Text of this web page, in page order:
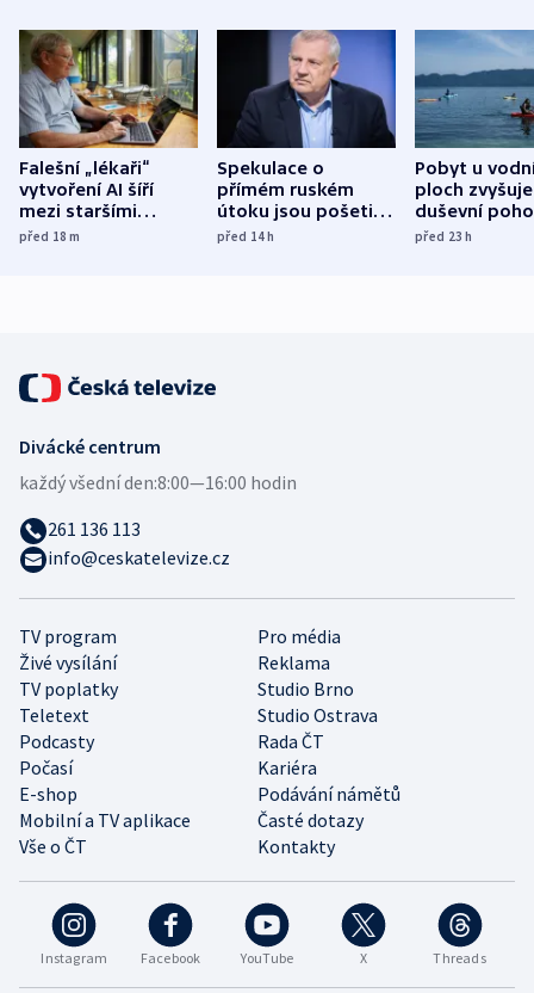
Falešní „lékaři“
vytvoření AI šíří
mezi staršími
Poláky nebezpečné
před 18m
Spekulace o
přímém ruském
útoku jsou pošetilé,
míní estonský
před 14h
Pobyt u
ploch zvyšuje
duševní
ukázala
před 23h
Instagram Facebook YouTube X Threads
TV program
Pro média
Živé vysílání
Reklama
TV poplatky
Studio Brno
Teletext
Studio Ostrava
Podcasty
Rada ČT
Počasí
Kariéra
E-shop
Podávání námětů
Mobilní a TV aplikace
Časté dotazy
Vše o ČT
Kontakty
Divácké centrum
každý všední den:8:00—16:00 hodin
261 136 113
info@ceskatelevize.cz